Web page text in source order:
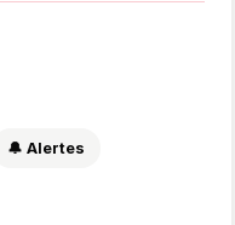
🔔 Alertes